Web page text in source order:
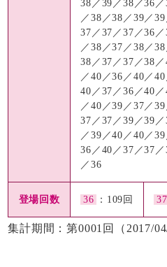
38／39／38／36
／38／38／39／
37／37／37／36
／38／37／38／
38／37／37／38
／40／36／40／
40／37／36／40
／40／39／37／
37／37／39／39
／39／40／40／
36／40／37／37
／36
登場回数 36 ：109回 37
集計期間：第0001回（2017/